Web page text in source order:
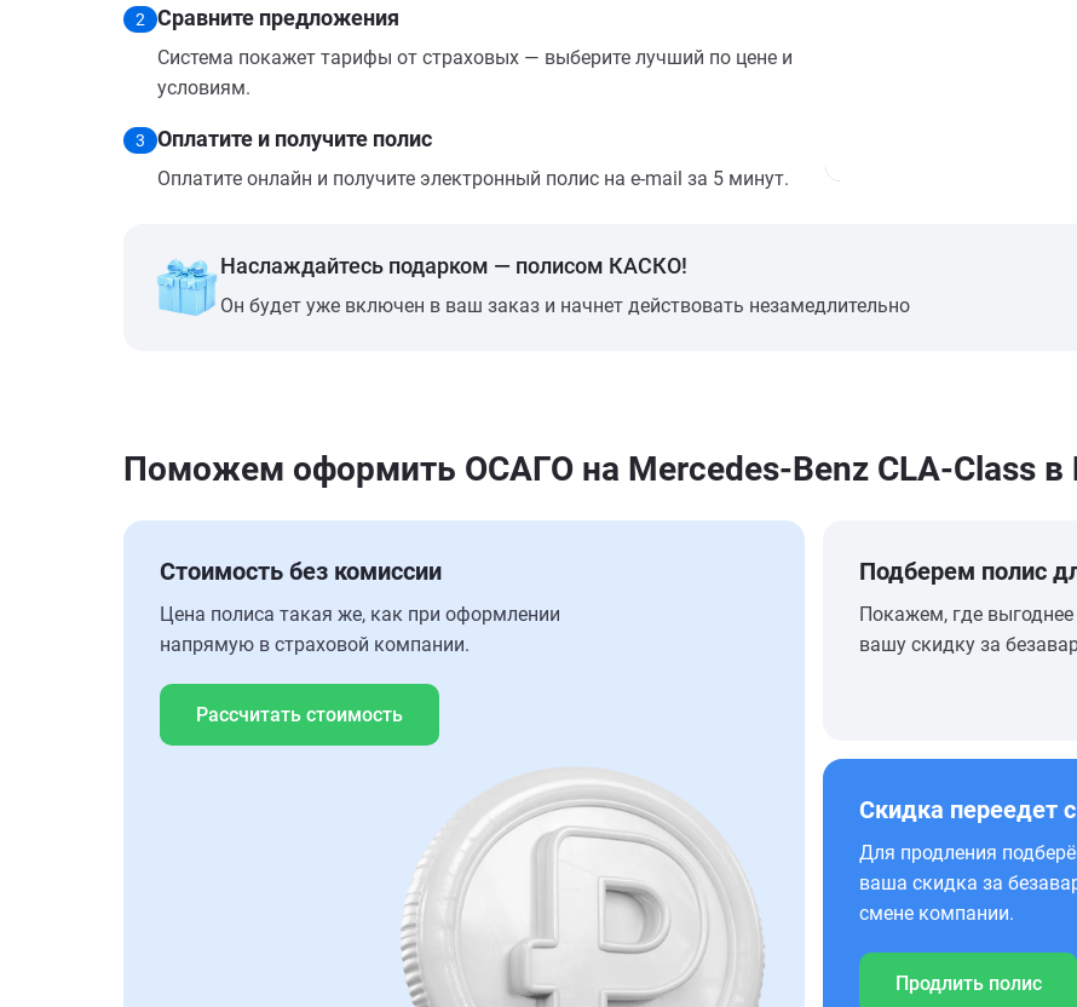
2 Сравните предложения
Система покажет тарифы от страховых — выберите лучший по цене и
условиям.
3 Оплатите и получите полис
Оплатите онлайн и получите электронный полис на e-mail за 5 минут.
Наслаждайтесь подарком — полисом КАСКО!
Он будет уже включен в ваш заказ и начнет действовать незамедлительно
Поможем оформить ОСАГО на Mercedes-Benz CLA-Class в
Стоимость без комиссии
Цена полиса такая же, как при оформлении
напрямую в страховой компании.
Рассчитать стоимость
Подберем полис
Покажем, где
вашу скидку за
Скидка переедет
Для продления
ваша скидка за
смене компании.
Продлить полис